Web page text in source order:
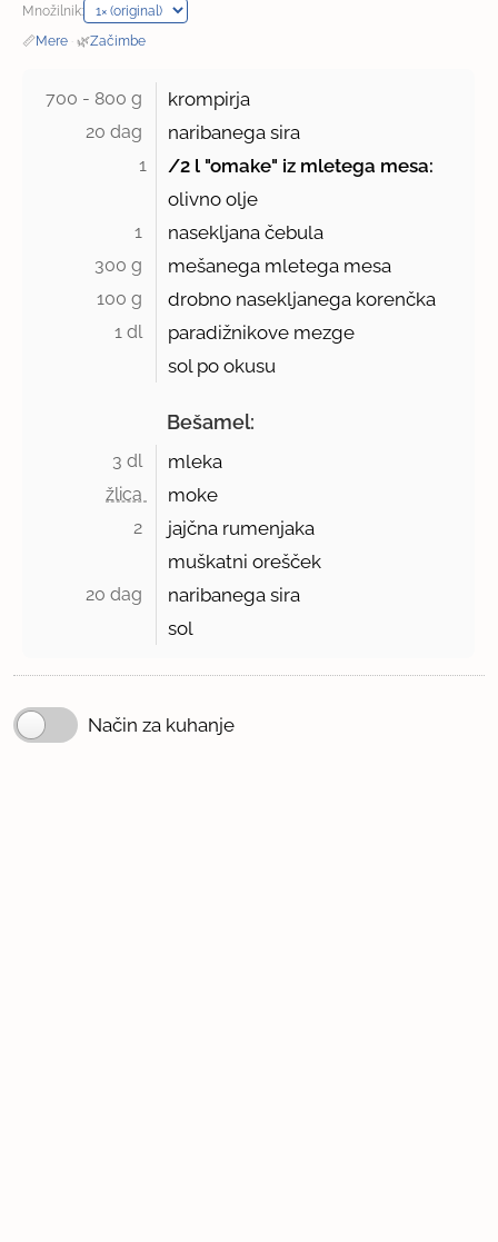
Množilnik:
📏Mere · 🌿Začimbe
700 - 800 g krompirja
20 dag naribanega sira
1
/2 l "omake" iz mletega mesa:
olivno olje
1 nasekljana čebula
300 g mešanega mletega mesa
100 g drobno nasekljanega korenčka
1 dl
paradižnikove mezge
sol po okusu
Bešamel:
3 dl mleka
žlica moke
2
jajčna rumenjaka
muškatni orešček
20 dag
naribanega sira
sol
Način za kuhanje